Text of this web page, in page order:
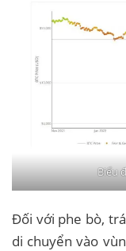
Biểu
Đối với phe bò,
di chuyển vào